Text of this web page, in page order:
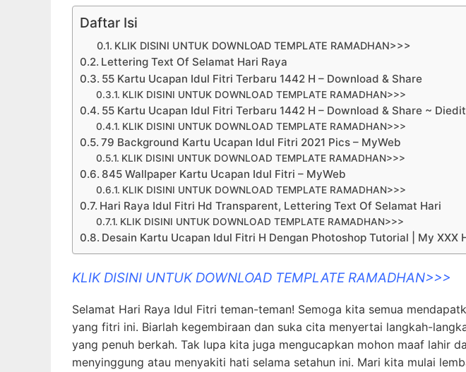
Daftar Isi
KLIK DISINI UNTUK DOWNLOAD TEMPLATE RAMADHAN>>>
Lettering Text Of Selamat Hari Raya
55 Kartu Ucapan Idul Fitri Terbaru 1442 H – Download & Share
KLIK DISINI UNTUK DOWNLOAD TEMPLATE RAMADHAN>>>
55 Kartu Ucapan Idul Fitri Terbaru 1442 H – Download & Share ~
KLIK DISINI UNTUK DOWNLOAD TEMPLATE RAMADHAN>>>
79 Background Kartu Ucapan Idul Fitri 2021 Pics – MyWeb
KLIK DISINI UNTUK DOWNLOAD TEMPLATE RAMADHAN>>>
845 Wallpaper Kartu Ucapan Idul Fitri – MyWeb
KLIK DISINI UNTUK DOWNLOAD TEMPLATE RAMADHAN>>>
Hari Raya Idul Fitri Hd Transparent, Lettering Text Of Selamat Hari
KLIK DISINI UNTUK DOWNLOAD TEMPLATE RAMADHAN>>>
Desain Kartu Ucapan Idul Fitri H Dengan Photoshop Tutorial | My XXX
KLIK DISINI UNTUK DOWNLOAD TEMPLATE RAMADHAN>>>
Selamat Hari Raya Idul Fitri teman-teman! Semoga kita semua
yang fitri ini. Biarlah kegembiraan dan suka cita menyertai langkah-
yang penuh berkah. Tak lupa kita juga mengucapkan mohon maaf lahir
menyinggung atau menyakiti hati selama setahun ini. Mari kita mulai